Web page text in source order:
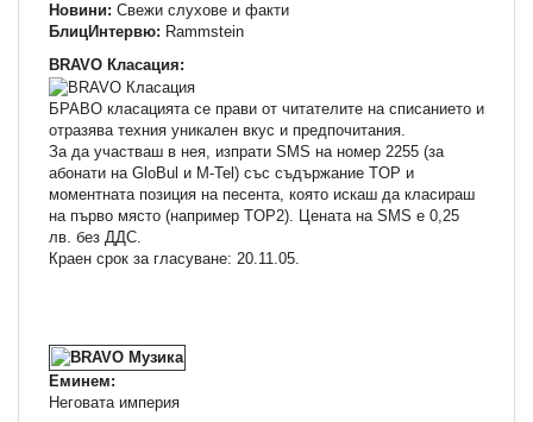
Новини: Свежи слухове и факти
БлицИнтервю: Rammstein
BRAVO Класация:
БРАВО класацията се прави от читателите на списанието и
отразява техния уникален вкус и предпочитания.
За да участваш в нея, изпрати SMS на номер 2255 (за
абонати на GloBul и M-Tel) със съдържание TOP и
моментната позиция на песента, която искаш да класираш
на първо място (например TOP2). Цената на SMS e 0,25
лв. без ДДС.
Краен срок за гласуване: 20.11.05.
Еминем:
Неговата империя